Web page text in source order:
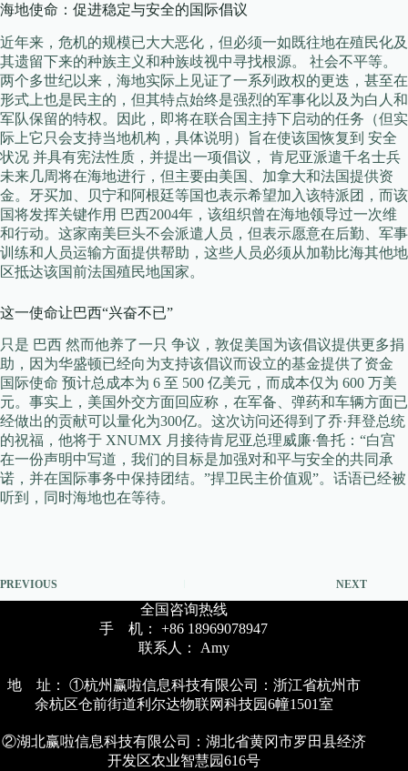
海地使命：促进稳定与安全的国际倡议
近年来，危机的规模已大大恶化，但必须一如既往地在殖民化及
其遗留下来的种族主义和种族歧视中寻找根源。 社会不平等。
两个多世纪以来，海地实际上见证了一系列政权的更迭，甚至在
形式上也是民主的，但其特点始终是强烈的军事化以及为白人和
军队保留的特权。因此，即将在联合国主持下启动的任务（但实
际上它只会支持当地机构，具体说明）旨在使该国恢复到 安全
状况 并具有宪法性质，并提出一项倡议， 肯尼亚派遣千名士兵
未来几周将在海地进行，但主要由美国、加拿大和法国提供资
金。牙买加、贝宁和阿根廷等国也表示希望加入该特派团，而该
国将发挥关键作用 巴西2004年，该组织曾在海地领导过一次维
和行动。这家南美巨头不会派遣人员，但表示愿意在后勤、军事
训练和人员运输方面提供帮助，这些人员必须从加勒比海其他地
区抵达该国前法国殖民地国家。
这一使命让巴西“兴奋不已”
只是 巴西 然而他养了一只 争议，敦促美国为该倡议提供更多捐
助，因为华盛顿已经向为支持该倡议而设立的基金提供了资金
国际使命 预计总成本为 6 至 500 亿美元，而成本仅为 600 万美
元。事实上，美国外交方面回应称，在军备、弹药和车辆方面已
经做出的贡献可以量化为300亿。这次访问还得到了乔·拜登总统
的祝福，他将于 XNUMX 月接待肯尼亚总理威廉·鲁托：“白宫
在一份声明中写道，我们的目标是加强对和平与安全的共同承
诺，并在国际事务中保持团结。”捍卫民主价值观”。话语已经被
听到，同时海地也在等待。
PREVIOUS NEXT
全国咨询热线
手 机： +86 18969078947
联系人： Amy
地 址： ①杭州赢啦信息科技有限公司：浙江省杭州市
余杭区仓前街道利尔达物联网科技园6幢1501室
②湖北赢啦信息科技有限公司：湖北省黄冈市罗田县经济
开发区农业智慧园616号